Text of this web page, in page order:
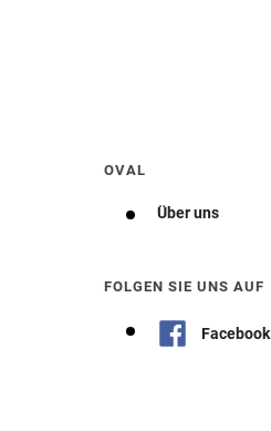
OVAL
Über uns
FOLGEN SIE UNS AUF
Facebook